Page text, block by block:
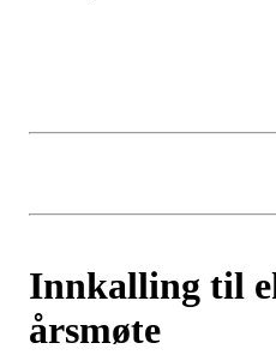
Innkalling til
årsmøte